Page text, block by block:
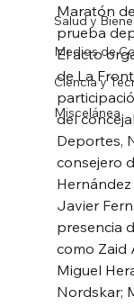
Salud y
Medios de
Ciencia y
Miscelánea
Maratón
prueba
El acto
de La
del
Deportes,
consejero
Javier
presencia
como Zaid
Miguel
Nordskar;